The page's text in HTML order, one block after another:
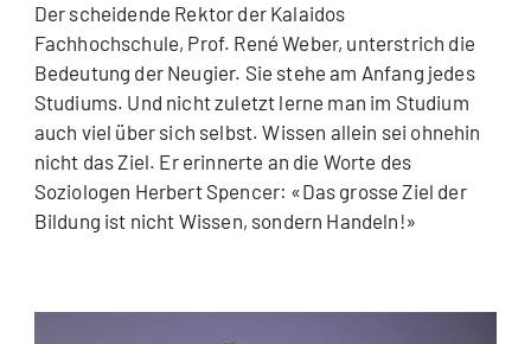
Der scheidende Rektor der Kalaidos
Fachhochschule, Prof. René Weber, unterstrich die
Bedeutung der Neugier. Sie stehe am Anfang jedes
Studiums. Und nicht zuletzt lerne man im Studium
auch viel über sich selbst. Wissen allein sei ohnehin
nicht das Ziel. Er erinnerte an die Worte des
Soziologen Herbert Spencer: «Das grosse Ziel der
Bildung ist nicht Wissen, sondern Handeln!»